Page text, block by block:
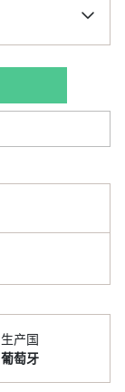
生产国
葡萄牙